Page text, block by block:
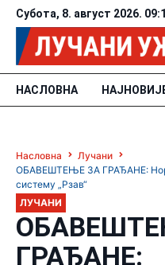
Субота, 8. август 2026.
НАСЛОВНА
Насловна
Лучани
ОБАВЕШТЕЊЕ ЗА ГРАЂАНЕ:
систему „Рзав“
ЛУЧАНИ
ГРАЂАНЕ: